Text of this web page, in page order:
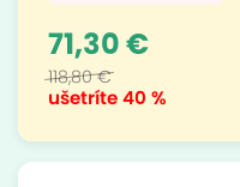
ušetríte40 %
71,30 €
118,80 €